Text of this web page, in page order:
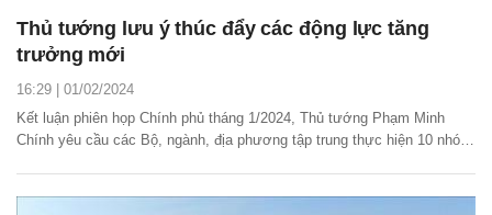
Thủ tướng lưu ý thúc đẩy các động lực tăng
trưởng mới
16:29 | 01/02/2024
Kết luận phiên họp Chính phủ tháng 1/2024, Thủ tướng Phạm Minh
Chính yêu cầu các Bộ, ngành, địa phương tập trung thực hiện 10 nhóm